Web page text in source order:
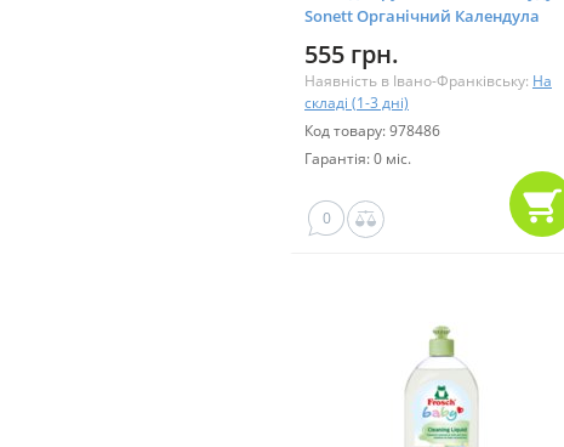
Sonett Органічний Календула
555 грн.
Наявність в Івано-Франківську: На
складі (1-3 дні)
Код товару: 978486
Гарантія: 0 міс.
0